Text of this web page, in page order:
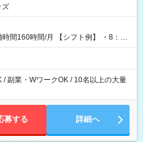
ズ
【シフト例】 ・8：00
/ 副業・WワークOK / 10名以上の大量
募する 詳細へ